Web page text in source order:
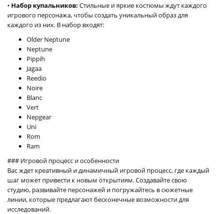
• Набор купальников: Стильные и яркие костюмы ждут каждого
игрового персонажа, чтобы создать уникальный образ для
каждого из них. В набор входят:
Older Neptune
Neptune
Pippih
Jagaa
Reedio
Noire
Blanc
Vert
Nepgear
Uni
Rom
Ram
### Игровой процесс и особенности
Вас ждет креативный и динамичный игровой процесс, где каждый
шаг может привести к новым открытиям. Создавайте свою
студию, развивайте персонажей и погружайтесь в сюжетные
линии, которые предлагают бесконечные возможности для
исследований.